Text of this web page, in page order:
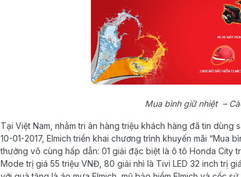
Mua bình giữ nhiệt –
Tại Việt Nam, nhằm tri ân hàng triệu khách hàng đã tin dùng
10-01-2017, Elmich triển khai chương trình khuyến mãi “Mua
thưởng vô cùng hấp dẫn: 01 giải đặc biệt là ô tô Honda City
Mode trị giá 55 triệu VNĐ, 80 giải nhì là Tivi LED 32 inch trị